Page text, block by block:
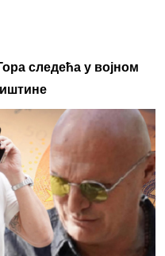
следећа у војном